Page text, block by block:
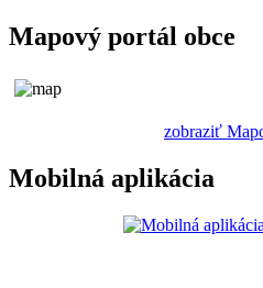
Mapový portál obce
zobraziť
Mobilná aplikácia